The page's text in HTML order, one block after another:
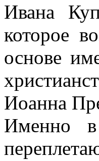
Ивана
которое
основе
Иоанна
Именно в